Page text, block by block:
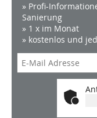
» Profi-
Sanierung
» 1 x im Monat
» kostenlos und